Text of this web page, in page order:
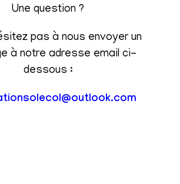
Une question ?
pas à nous envoyer un
à notre adresse email ci-
dessous :